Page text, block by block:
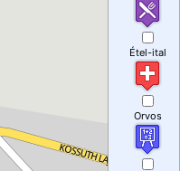
Étel-ital
Orvos